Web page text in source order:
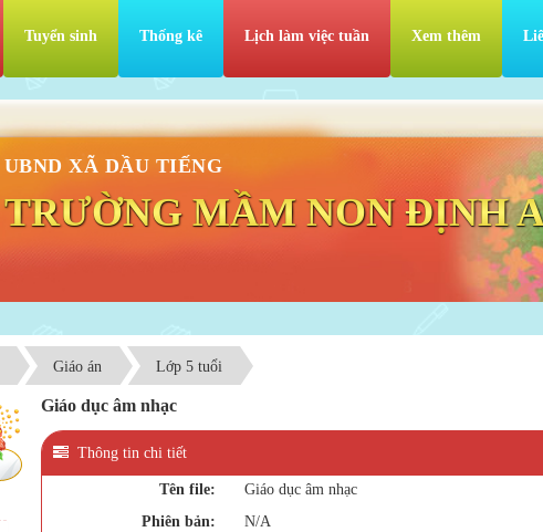
Tuyển sinh Thống kê Lịch làm việc tuần Xem thêm
UBND XÃ DẦU TIẾNG
TRƯỜNG MẦM NON ĐỊNH
Giáo án Lớp 5 tuổi
Giáo dục âm nhạc
Thông tin chi tiết
Tên file:
Giáo dục âm nhạc
Phiên bản:
N/A